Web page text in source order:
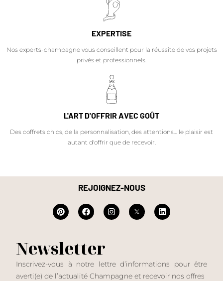
EXPERTISE
Nos experts-champagne vous conseillent pour la réussite de vos projets
privés et professionnels.
L'ART D'OFFRIR AVEC GOÛT
Des coffrets chics, de la personnalisation, des attentions… le plaisir est
autant d'offrir que de recevoir.
REJOIGNEZ-NOUS
Newsletter
Inscrivez-vous à notre lettre d’informations pour être
averti(e) de l’actualité Champagne et recevoir nos offres